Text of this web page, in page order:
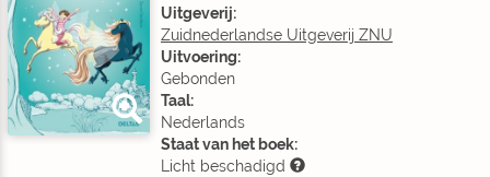
Uitgeverij:
Zuidnederlandse Uitgeverij ZNU
Uitvoering:
Gebonden
Taal:
Nederlands
Staat van het boek:
Licht beschadigd